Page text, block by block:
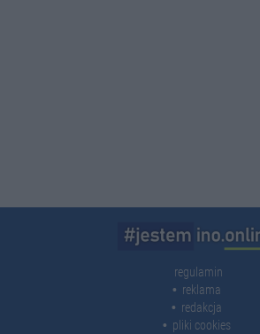
regulamin
reklama
redakcja
pliki cookies